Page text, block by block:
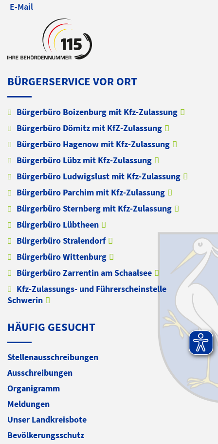
E-Mail
BÜRGERSERVICE VOR ORT
Bürgerbüro Boizenburg mit Kfz-Zulassung
Bürgerbüro Dömitz mit KfZ-Zulassung
Bürgerbüro Hagenow mit Kfz-Zulassung
Bürgerbüro Lübz mit Kfz-Zulassung
Bürgerbüro Ludwigslust mit Kfz-Zulassung
Bürgerbüro Parchim mit Kfz-Zulassung
Bürgerbüro Sternberg mit Kfz-Zulassung
Bürgerbüro Lübtheen
Bürgerbüro Stralendorf
Bürgerbüro Wittenburg
Bürgerbüro Zarrentin am Schaalsee
Kfz-Zulassungs- und Führerscheinstelle
Schwerin
HÄUFIG GESUCHT
Stellenausschreibungen
Ausschreibungen
Organigramm
Meldungen
Unser Landkreisbote
Bevölkerungsschutz